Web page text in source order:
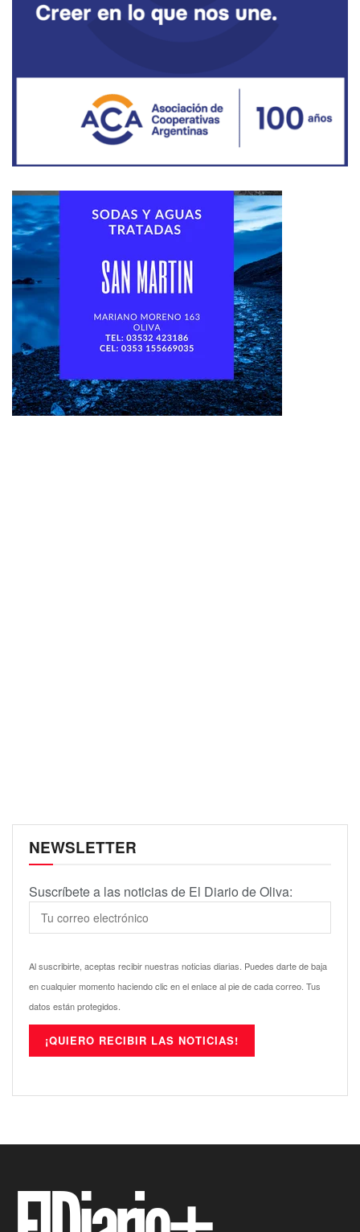
NEWSLETTER
Suscríbete a las noticias de El Diario de Oliva:
Al suscribirte, aceptas recibir nuestras noticias diarias. Puedes darte de baja
en cualquier momento haciendo clic en el enlace al pie de cada correo. Tus
datos están protegidos.